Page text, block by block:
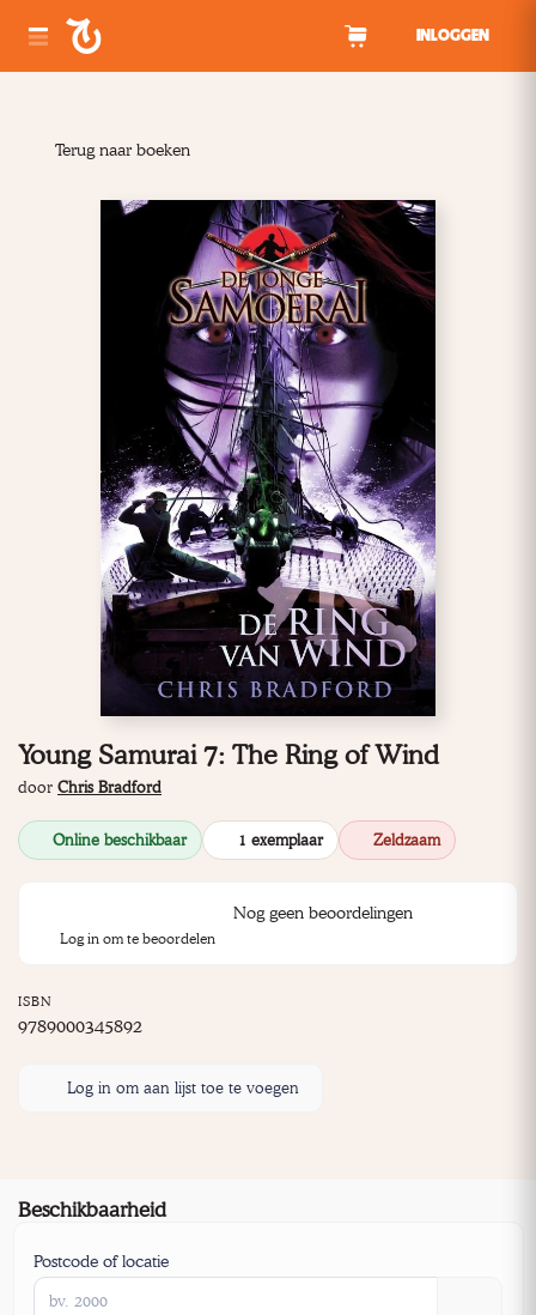
INLOGGEN
Terug naar boeken
Young Samurai 7: The Ring of Wind
door Chris Bradford
Online beschikbaar 1 exemplaar Zeldzaam
Nog geen beoordelingen
Log in om te beoordelen
ISBN
9789000345892
Log in om aan lijst toe te voegen
Beschikbaarheid
Postcode of locatie